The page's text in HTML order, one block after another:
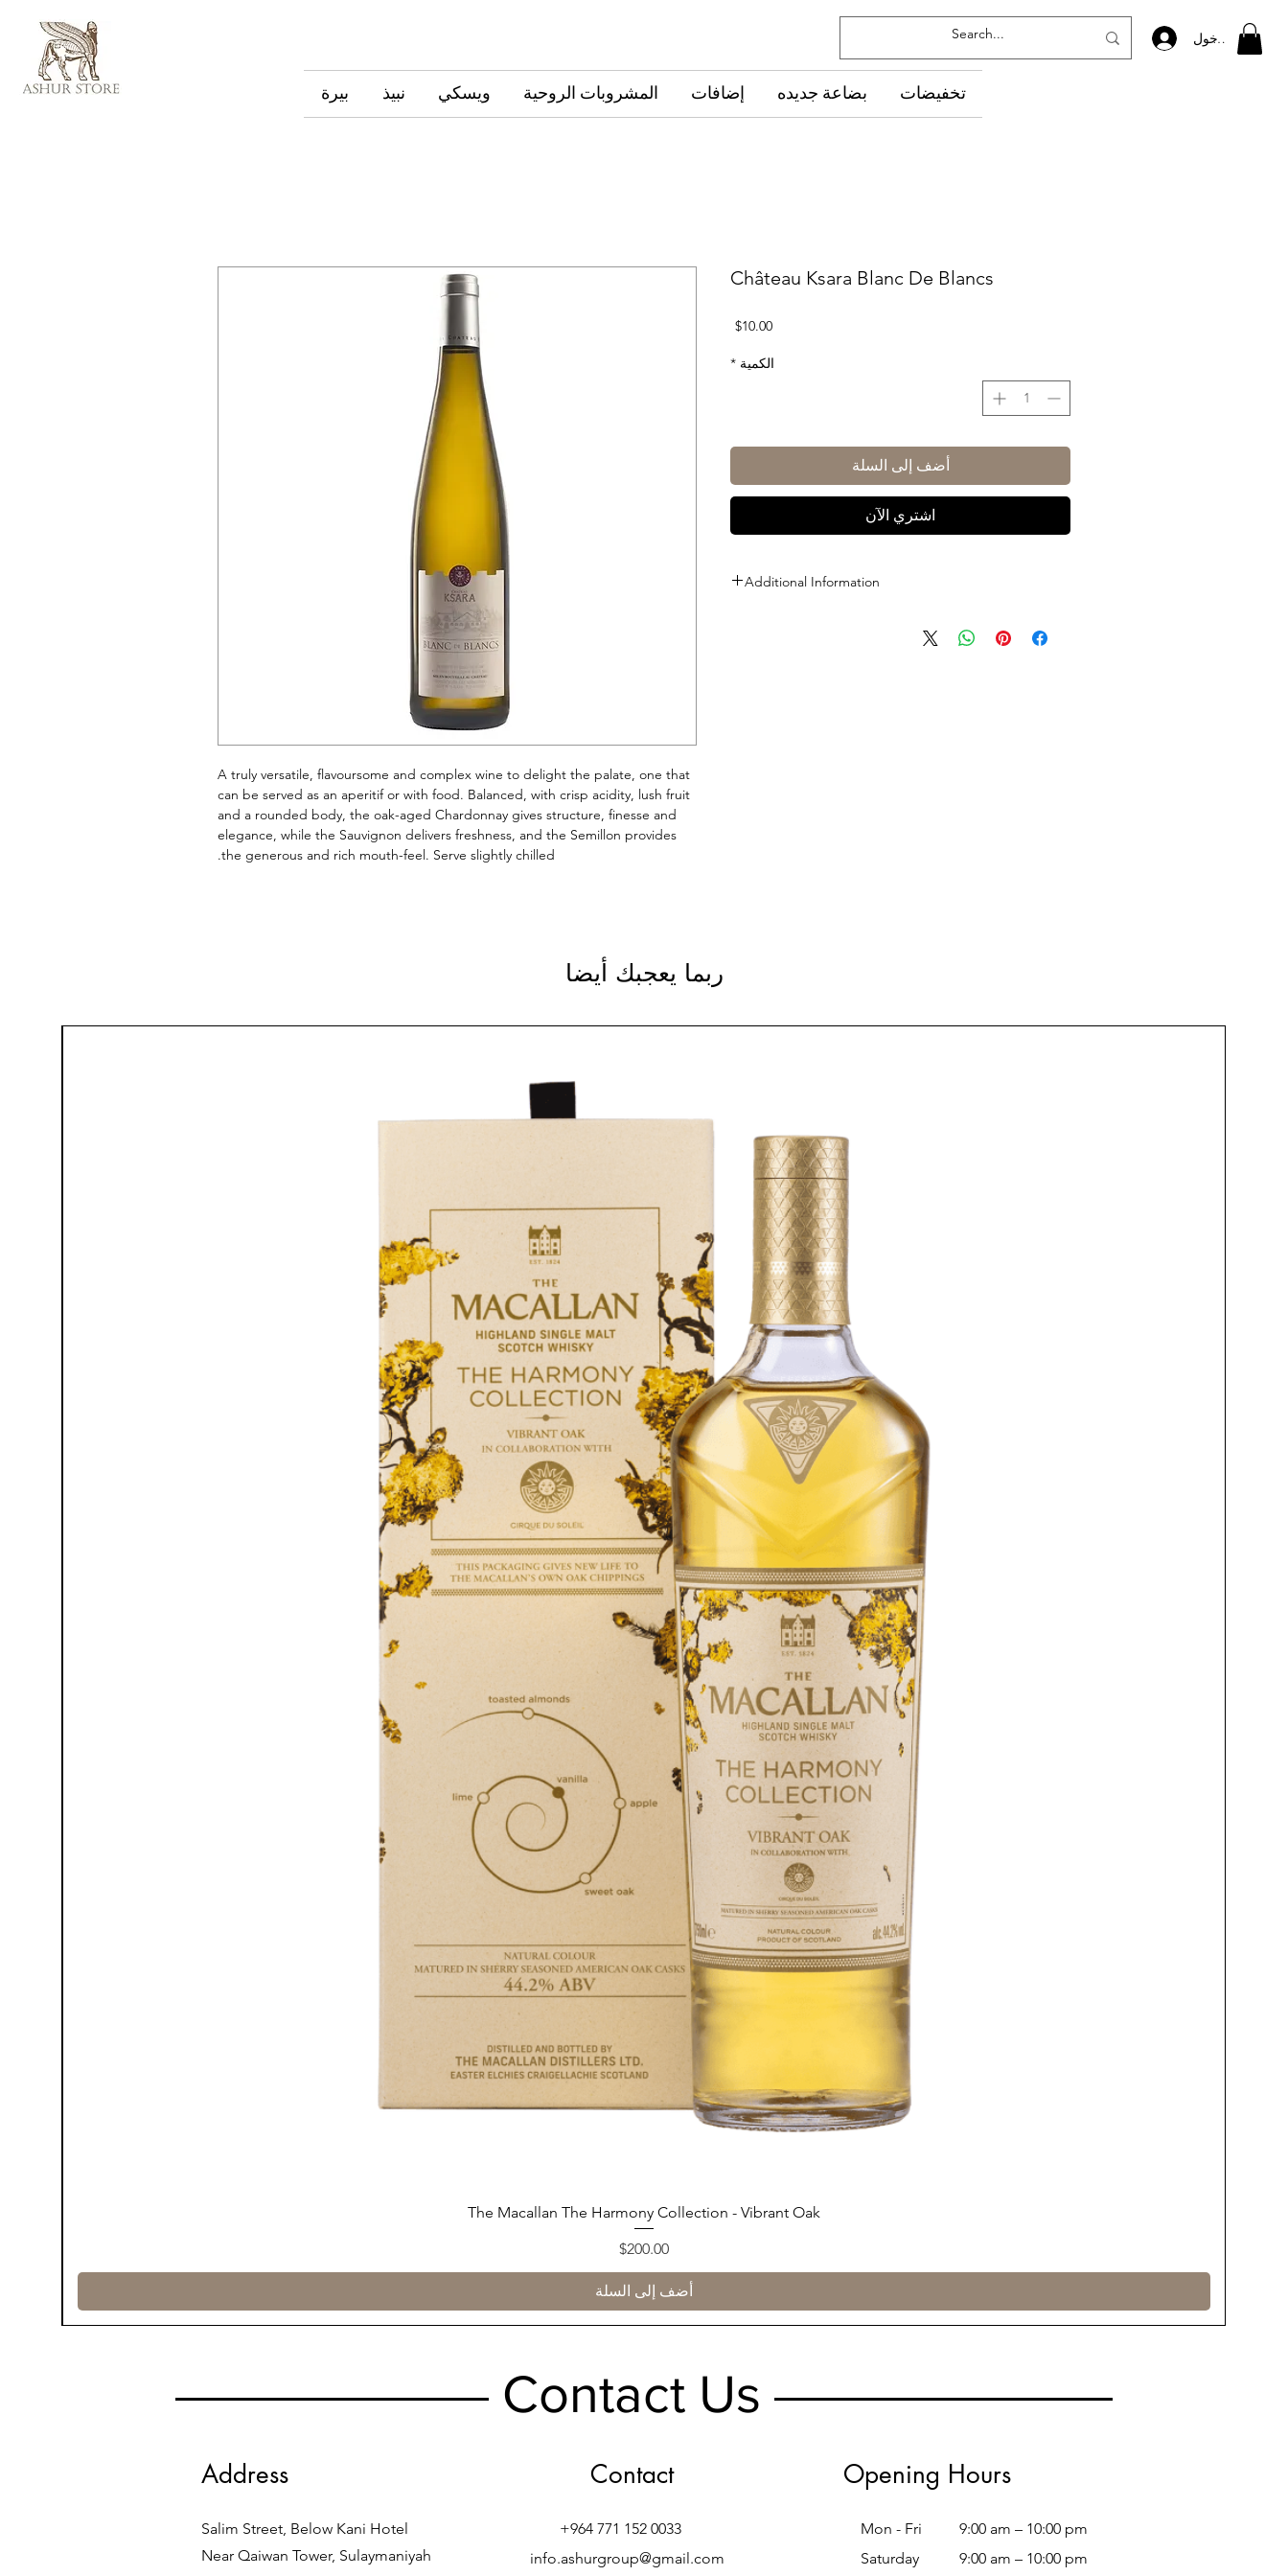
تسجيل الدخول
بيرة نبيذ ويسكي المشروبات الروحية إضافات ‏بضاعة جديده تخفيضات
A truly versatile, flavoursome and complex wine to delight the palate, one that
can be served as an aperitif or with food. Balanced, with crisp acidity, lush fruit
and a rounded body, the oak-aged Chardonnay gives structure, finesse and
elegance, while the Sauvignon delivers freshness, and the Semillon provides
the generous and rich mouth-feel. Serve slightly chilled.
Château Ksara Blanc De Blancs
$10.00السعر
الكمية *
أضف إلى السلة
اشتري الآن
Additional Information
ربما يعجبك أيضا
العرض السريع
The Macallan The Harmony Collection - Vibrant Oak
السعر
$200.00
أضف إلى السلة
Address
Salim Street, Below Kani Hotel
Near Qaiwan Tower, Sulaymaniyah
Contact Us
Contact
+964 771 152 0033
info.ashurgroup@gmail.com
Opening Hours
Mon - Fri
9:00 am – 10:00 pm
Saturday
9:00 am – 10:00 pm